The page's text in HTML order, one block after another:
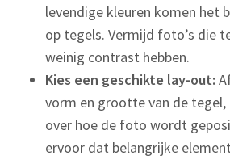
levendige kleuren komen het
op tegels. Vermijd foto’s die
weinig contrast hebben.
Kies een geschikte lay-out:
vorm en grootte van de tegel,
over hoe de foto wordt
ervoor dat belangrijke